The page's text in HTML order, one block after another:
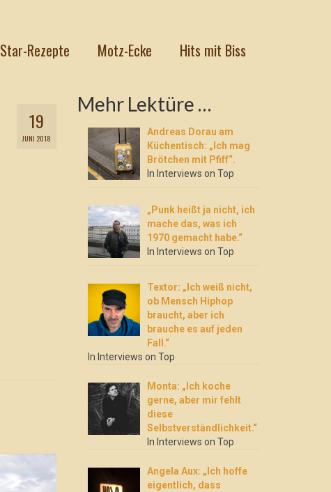
Star-Rezepte Motz-Ecke Hits mit Biss
19
JUNI 2018
Mehr Lektüre …
Andreas Dorau am
Küchentisch: „Ich mag
Brötchen mit Pfiff“.
In Interviews on Top
„Punk heißt ja nicht, ich
mache das, was ich
1970 gemacht habe.“
In Interviews on Top
Textor: „Ich weiß nicht,
ob Mensch Hiphop
braucht, aber ich
brauche es auf jeden
Fall.“
In Interviews on Top
Monta: „Ich koche
gerne, aber mir fehlt
diese
Selbstverständlichkeit.“
In Interviews on Top
Angela Aux: „Ich hoffe
eigentlich, dass